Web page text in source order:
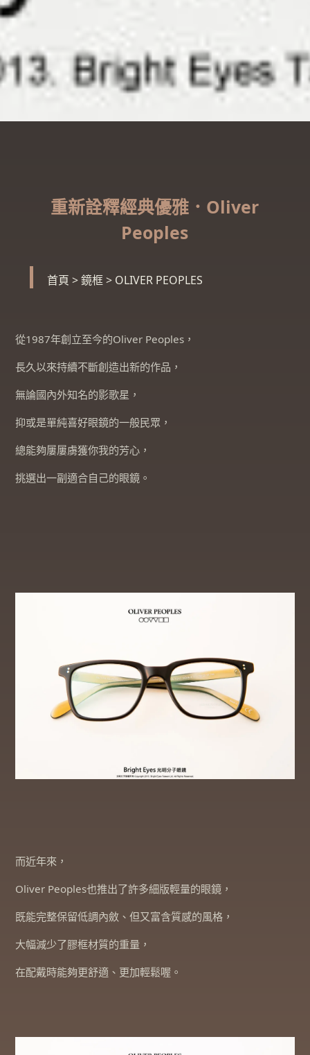
重新詮釋經典優雅．Oliver
Peoples
首頁 >鏡框> OLIVER PEOPLES
從1987年創立至今的Oliver Peoples，
長久以來持續不斷創造出新的作品，
無論國內外知名的影歌星，
抑或是單純喜好眼鏡的一般民眾，
總能夠屢屢虜獲你我的芳心，
挑選出一副適合自己的眼鏡。
而近年來，
Oliver Peoples也推出了許多細版輕量的眼鏡，
既能完整保留低調內斂、但又富含質感的風格，
大幅減少了膠框材質的重量，
在配戴時能夠更舒適、更加輕鬆喔。